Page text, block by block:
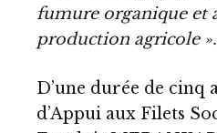
fumure organique et
production agricole ».
D’une durée de cinq
d’Appui aux Filets